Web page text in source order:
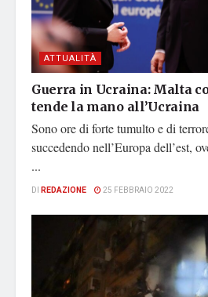
ATTUALITÀ
Guerra in Ucraina: Malta
tende la mano all’Ucraina
Sono ore di forte tumulto e di
succedendo nell’Europa dell’est,
...
DI REDAZIONE 25 FEBBRAIO 2022